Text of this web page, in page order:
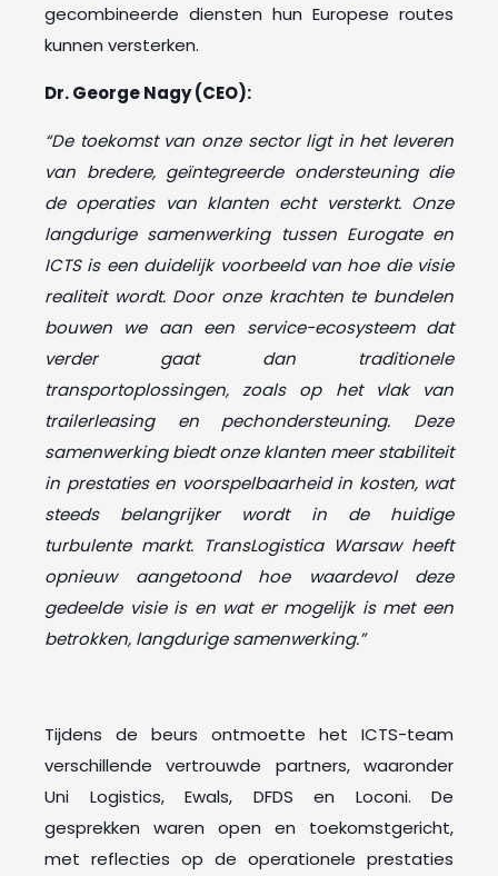
gecombineerde diensten hun Europese routes
kunnen versterken.
Dr. George Nagy (CEO):
“De toekomst van onze sector ligt in het leveren
van bredere, geïntegreerde ondersteuning die
de operaties van klanten echt versterkt. Onze
langdurige samenwerking tussen Eurogate en
ICTS is een duidelijk voorbeeld van hoe die visie
realiteit wordt. Door onze krachten te bundelen
bouwen we aan een service-ecosysteem dat
verder gaat dan traditionele
transportoplossingen, zoals op het vlak van
trailerleasing en pechondersteuning. Deze
samenwerking biedt onze klanten meer stabiliteit
in prestaties en voorspelbaarheid in kosten, wat
steeds belangrijker wordt in de huidige
turbulente markt. TransLogistica Warsaw heeft
opnieuw aangetoond hoe waardevol deze
gedeelde visie is en wat er mogelijk is met een
betrokken, langdurige samenwerking.”
Tijdens de beurs ontmoette het ICTS-team
verschillende vertrouwde partners, waaronder
Uni Logistics, Ewals, DFDS en Loconi. De
gesprekken waren open en toekomstgericht,
met reflecties op de operationele prestaties